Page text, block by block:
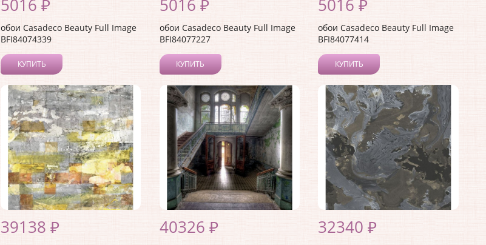
5016 ₽
обои Casadeco Beauty Full Image
BFI84074339
КУПИТЬ
5016 ₽
обои Casadeco Beauty Full Image
BFI84077227
КУПИТЬ
5016 ₽
обои Casadeco Beauty Full Image
BFI84077414
КУПИТЬ
39138 ₽ 40326 ₽ 32340 ₽